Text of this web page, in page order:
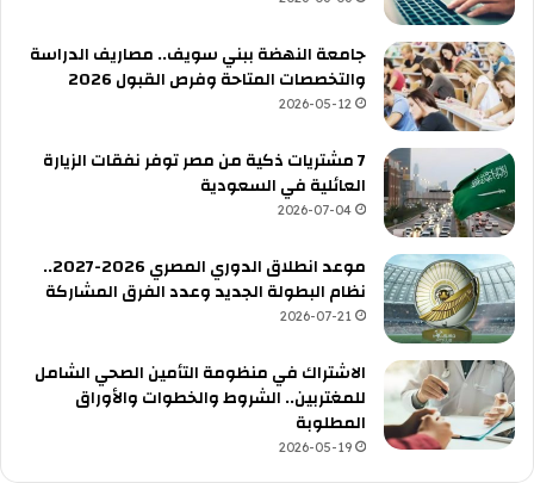
جامعة النهضة ببني سويف.. مصاريف الدراسة
والتخصصات المتاحة وفرص القبول 2026
2026-05-12
7 مشتريات ذكية من مصر توفر نفقات الزيارة
العائلية في السعودية
2026-07-04
موعد انطلاق الدوري المصري 2026-2027..
نظام البطولة الجديد وعدد الفرق المشاركة
2026-07-21
الاشتراك في منظومة التأمين الصحي الشامل
للمغتربين.. الشروط والخطوات والأوراق
المطلوبة
2026-05-19